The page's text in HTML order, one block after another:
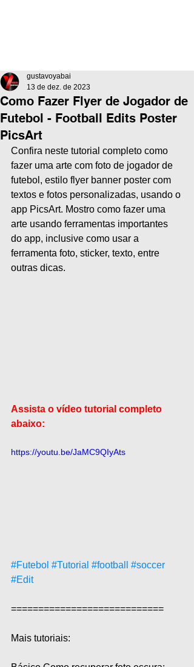
Como Fazer Flyer de Jogador de
Futebol - Football Edits Poster
PicsArt
gustavoyabai
13 de dez. de 2023
Confira neste tutorial completo como
fazer uma arte com foto de jogador de
futebol, estilo flyer banner poster com
textos e fotos personalizadas, usando o
app PicsArt. Mostro como fazer uma
arte usando ferramentas importantes
do app, inclusive como usar a
ferramenta foto, sticker, texto, entre
outras dicas.
Assista o vídeo tutorial completo
abaixo:
https://youtu.be/JaMC9QIyAts
#Futebol #Tutorial #football
#soccer
#Edit
============================
Mais tutoriais: